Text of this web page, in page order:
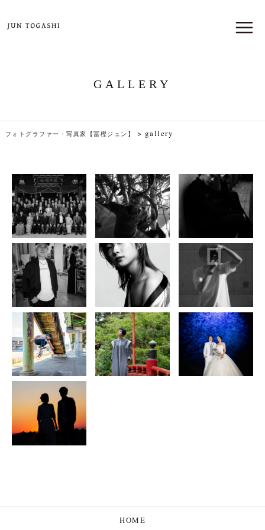
GALLERY
フォトグラファー・写真家【冨樫ジュン】 > gallery
荘内神社 × 人間国
宝 × LEICA
SHOGO
KARIYAZAKI ×
NIKKO
TOSHOGU ×
LEICA
MOMOE
OKAMOTO ×
LEICA
ATSUSHI
KOMATSU ×
LEICA
Hair × Hasselblad
SELF PORTRAIT
× LEICA
KAITO MURAI
HOME